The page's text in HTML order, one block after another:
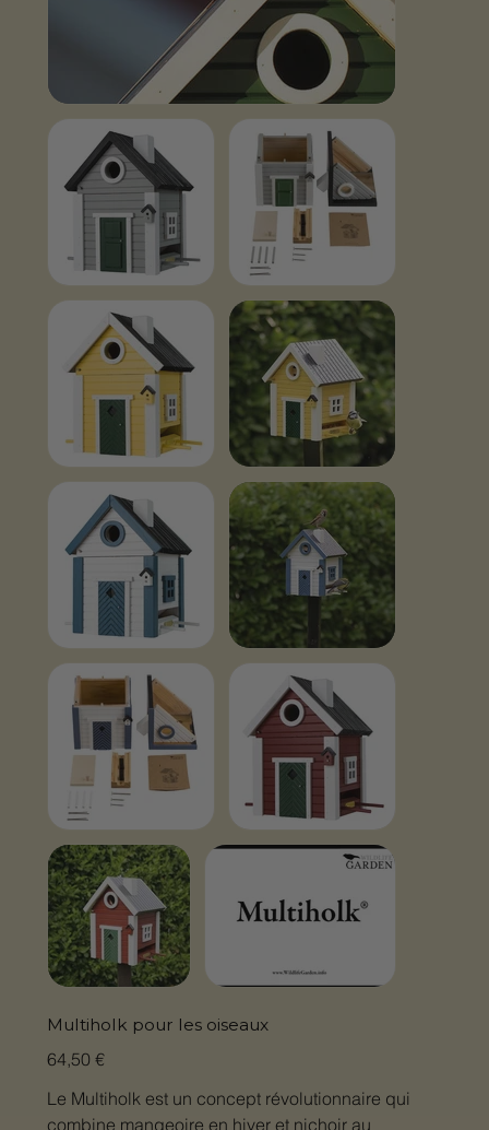
Multiholk pour les oiseaux
Prix
64,50 €
Le Multiholk est un concept révolutionnaire qui
combine mangeoire en hiver et nichoir au